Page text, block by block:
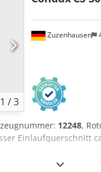
1 /3
Zuzenhausen
12248,
Einlaufquerschnitt